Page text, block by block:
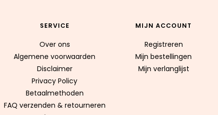
SERVICE
Over ons
Algemene voorwaarden
Disclaimer
Privacy Policy
Betaalmethoden
FAQ verzenden & retourneren
MIJN ACCOUNT
Registreren
Mijn bestellingen
Mijn verlanglijst